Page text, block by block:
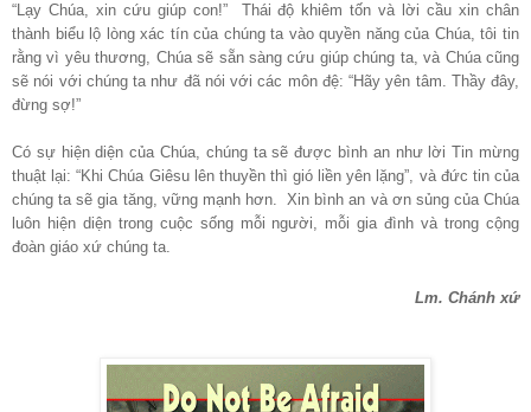
“Lạy Chúa, xin cứu giúp con!” Thái độ khiêm tốn và lời cầu xin chân
thành biểu lộ lòng xác tín của chúng ta vào quyền năng của Chúa, tôi tin
rằng vì yêu thương, Chúa sẽ sẵn sàng cứu giúp chúng ta, và Chúa cũng
sẽ nói với chúng ta như đã nói với các môn đệ: “Hãy yên tâm. Thầy đây,
đừng sợ!”
Có sự hiện diện của Chúa, chúng ta sẽ được bình an như lời Tin mừng
thuật lại: “Khi Chúa Giêsu lên thuyền thì gió liền yên lặng”, và đức tin của
chúng ta sẽ gia tăng, vững mạnh hơn. Xin bình an và ơn sủng của Chúa
luôn hiện diện trong cuộc sống mỗi người, mỗi gia đình và trong cộng
đoàn giáo xứ chúng ta.
Lm. Chánh xứ